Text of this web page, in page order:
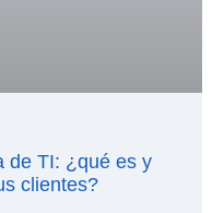
de TI: ¿qué es y
clientes?